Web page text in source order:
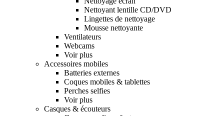
Nettoyant lentille CD/DVD
Lingettes de nettoyage
Mousse nettoyante
Ventilateurs
Webcams
Voir plus
Accessoires mobiles
Batteries externes
Coques mobiles & tablettes
Perches selfies
Voir plus
Casques & écouteurs